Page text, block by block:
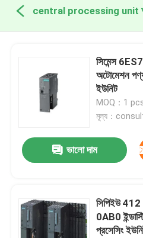
central processing unit
সিমেন্স
অটোমেশন
ইউনিট
MOQ：1
মূল্য：
ভালো দাম
সিপিইউ
0AB0
প্রসেসিং